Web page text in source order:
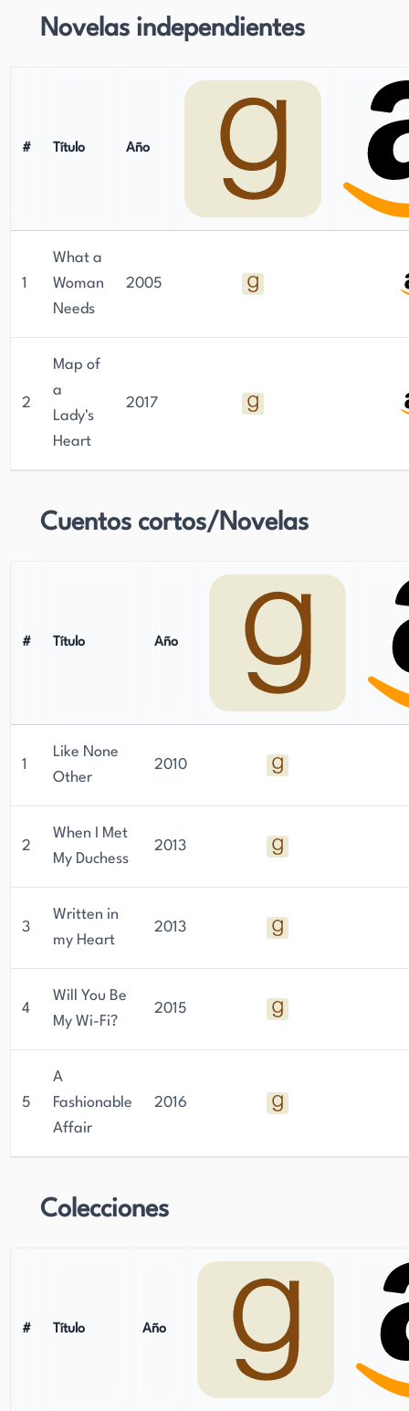
Novelas independientes
# Título Año
1
What a
Woman
Needs
2005
2
Map of
a
Lady's
Heart
2017
Cuentos cortos/Novelas
# Título Año
1
Like None
Other
2010
2
When I Met
My Duchess
2013
3
Written in
my Heart
2013
4
Will You Be
My Wi-Fi?
2015
5
A
Fashionable
Affair
2016
Colecciones
# Título Año